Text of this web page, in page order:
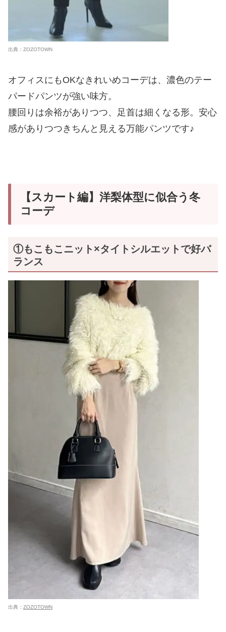
出典：ZOZOTOWN
オフィスにもOKなきれいめコーデは、濃色のテー
パードパンツが強い味方。
腰回りは余裕がありつつ、足首は細くなる形。安心
感がありつつきちんと見える万能パンツです♪
【スカート編】洋梨体型に似合う冬
コーデ
①もこもこニット×タイトシルエットで好バ
ランス
出典： ZOZOTOWN